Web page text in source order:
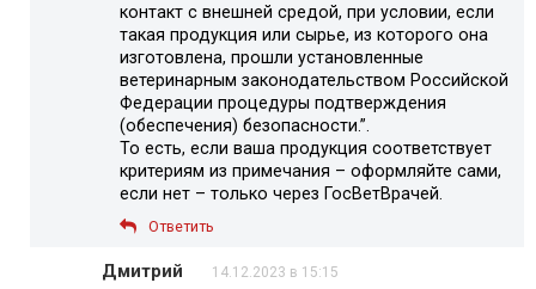
контакт с внешней средой, при условии, если
такая продукция или сырье, из которого она
изготовлена, прошли установленные
ветеринарным законодательством Российской
Федерации процедуры подтверждения
(обеспечения) безопасности.”.
То есть, если ваша продукция соответствует
критериям из примечания – оформляйте сами,
если нет – только через ГосВетВрачей.
Ответить
Дмитрий 14.12.2023 в 15:15